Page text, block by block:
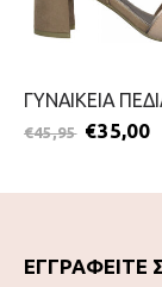
€45,95 €35,00
ΕΓΓΡΑΦΕΙΤΕ